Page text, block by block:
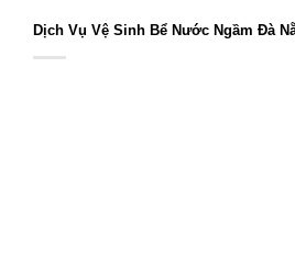
Dịch Vụ Vệ Sinh Bể Nước Ngầm Đà